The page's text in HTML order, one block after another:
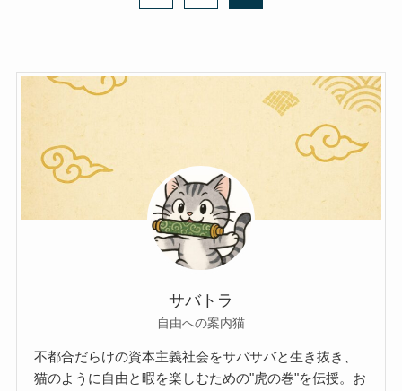
サバトラ
自由への案内猫
不都合だらけの資本主義社会をサバサバと生き抜き、
猫のように自由と暇を楽しむための"虎の巻"を伝授。お